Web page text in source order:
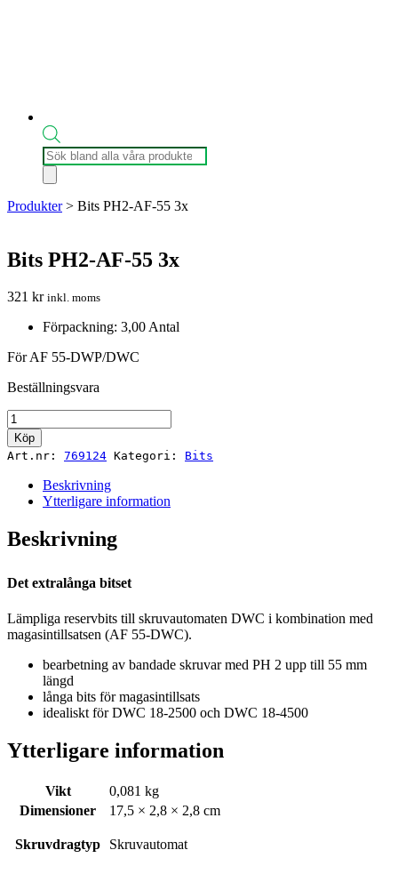
Produktsökning
Produkter> Bits PH2-AF-55 3x
Bits PH2-AF-55 3x
321 kr inkl. moms
Förpackning: 3,00 Antal
För AF 55-DWP/DWC
Beställningsvara
Bits
PH2-
AF-
mängd
Köp
Art.nr: 769124 Kategori: Bits
Beskrivning
Ytterligare information
Beskrivning
Det extralånga bitset
Lämpliga reservbits till skruvautomaten DWC i kombination med
magasintillsatsen (AF 55-DWC).
bearbetning av bandade skruvar med PH 2 upp till 55 mm
längd
långa bits för magasintillsats
idealiskt för DWC 18-2500 och DWC 18-4500
Ytterligare information
Vikt
0,081 kg
Dimensioner
17,5 × 2,8 × 2,8 cm
Skruvdragtyp Skruvautomat